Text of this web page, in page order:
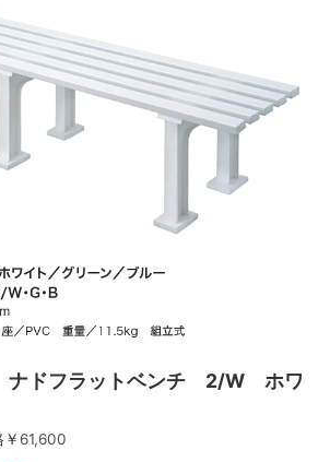
ナドフラットベンチ 2/W ホワ
61,600